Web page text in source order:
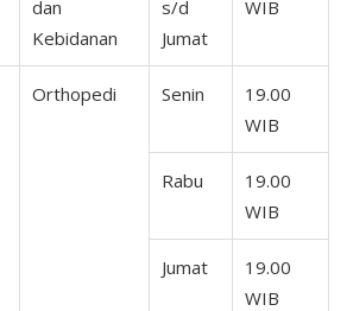
dan
Kebidanan
s/d
Jumat
WIB
Orthopedi Senin
19.00
WIB
Rabu
19.00
WIB
Jumat
19.00
WIB